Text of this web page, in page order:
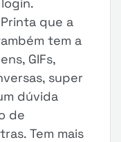
que a
tem a
GIFs,
super
dúvida
de
Tem mais